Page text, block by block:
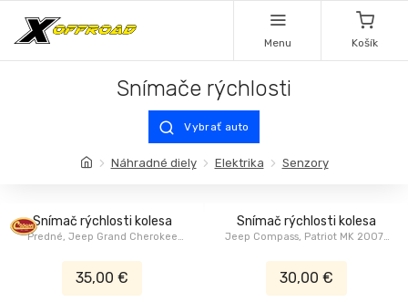
Menu Košík
Snímače rýchlosti
Vybrať auto
Náhradné diely Elektrika Senzory
Snímač rýchlosti kolesa
Predné, Jeep Grand Cherokee
35,00 €
Snímač rýchlosti kolesa
Jeep Compass, Patriot MK 2007-
30,00 €